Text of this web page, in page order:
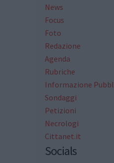
News
Focus
Foto
Redazione
Agenda
Rubriche
Informazione
Sondaggi
Petizioni
Necrologi
Cittanet.it
Socials